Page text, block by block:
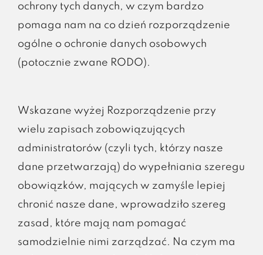
ochrony tych danych, w czym bardzo
pomaga nam na co dzień rozporządzenie
ogólne o ochronie danych osobowych
(potocznie zwane RODO).
Wskazane wyżej Rozporządzenie przy
wielu zapisach zobowiązujących
administratorów (czyli tych, którzy nasze
dane przetwarzają) do wypełniania szeregu
obowiązków, mających w zamyśle lepiej
chronić nasze dane, wprowadziło szereg
zasad, które mają nam pomagać
samodzielnie nimi zarządzać. Na czym ma